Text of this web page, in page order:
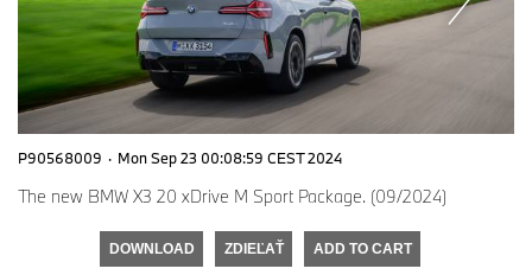
P90568009 · Mon Sep 23 00:08:59 CEST 2024
The new BMW X3 20 xDrive M Sport Package. (09/2024)
DOWNLOAD ZDIEĽAŤ ADD TO CART